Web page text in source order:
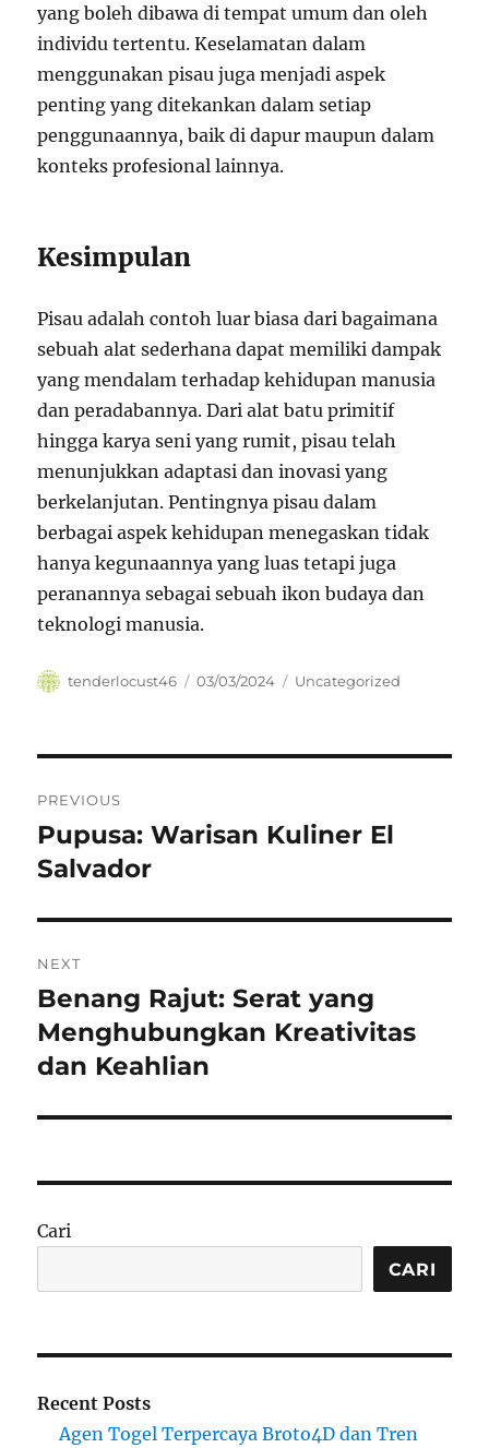
yang boleh dibawa di tempat umum dan oleh
individu tertentu. Keselamatan dalam
menggunakan pisau juga menjadi aspek
penting yang ditekankan dalam setiap
penggunaannya, baik di dapur maupun dalam
konteks profesional lainnya.
Kesimpulan
Pisau adalah contoh luar biasa dari bagaimana
sebuah alat sederhana dapat memiliki dampak
yang mendalam terhadap kehidupan manusia
dan peradabannya. Dari alat batu primitif
hingga karya seni yang rumit, pisau telah
menunjukkan adaptasi dan inovasi yang
berkelanjutan. Pentingnya pisau dalam
berbagai aspek kehidupan menegaskan tidak
hanya kegunaannya yang luas tetapi juga
peranannya sebagai sebuah ikon budaya dan
teknologi manusia.
Author
tenderlocust46
Posted
03/03/2024 Categories
Uncategorized
pos
PREVIOUS
Previous
post:
Pupusa: Warisan Kuliner El
Salvador
NEXT
Next
post:
Benang Rajut: Serat yang
Menghubungkan Kreativitas
dan Keahlian
Cari
CARI
Recent Posts
Agen Togel Terpercaya Broto4D dan Tren